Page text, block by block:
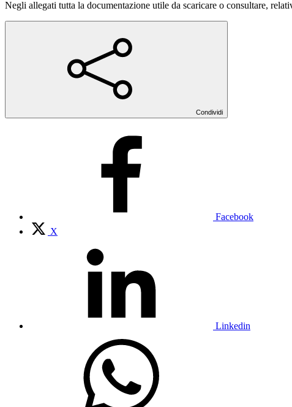
Negli allegati tutta la documentazione utile da scaricare o consultare,
Condividi
Facebook
X
Linkedin